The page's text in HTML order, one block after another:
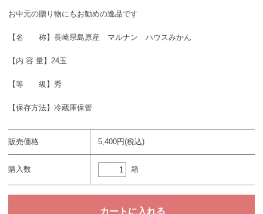
お中元の贈り物にもお勧めの逸品です
【名 称】長崎県島原産 マルナン ハウスみかん
【内 容 量】24玉
【等 級】秀
【保存方法】冷蔵庫保管
販売価格 5,400円(税込)
購入数 箱